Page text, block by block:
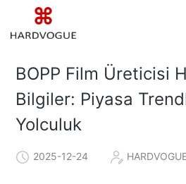
BOPP Film Üreticisi
Bilgiler: Piyasa
Yolculuk
2025-12-24